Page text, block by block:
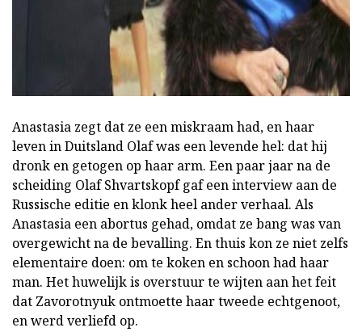
Anastasia zegt dat ze een miskraam had, en haar
leven in Duitsland Olaf was een levende hel: dat hij
dronk en getogen op haar arm. Een paar jaar na de
scheiding Olaf Shvartskopf gaf een interview aan de
Russische editie en klonk heel ander verhaal. Als
Anastasia een abortus gehad, omdat ze bang was van
overgewicht na de bevalling. En thuis kon ze niet zelfs
elementaire doen: om te koken en schoon had haar
man. Het huwelijk is overstuur te wijten aan het feit
dat Zavorotnyuk ontmoette haar tweede echtgenoot,
en werd verliefd op.